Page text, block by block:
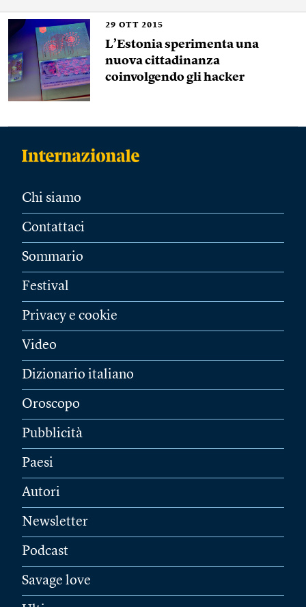
29 OTT 2015
L’Estonia sperimenta una
nuova cittadinanza
coinvolgendo gli hacker
Chi siamo
Contattaci
Sommario
Festival
Privacy e cookie
Video
Dizionario italiano
Oroscopo
Pubblicità
Paesi
Autori
Newsletter
Podcast
Savage love